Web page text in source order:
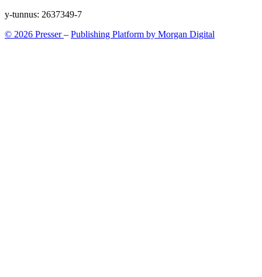
y-tunnus: 2637349-7
© 2026 Presser– Publishing Platform by Morgan Digital